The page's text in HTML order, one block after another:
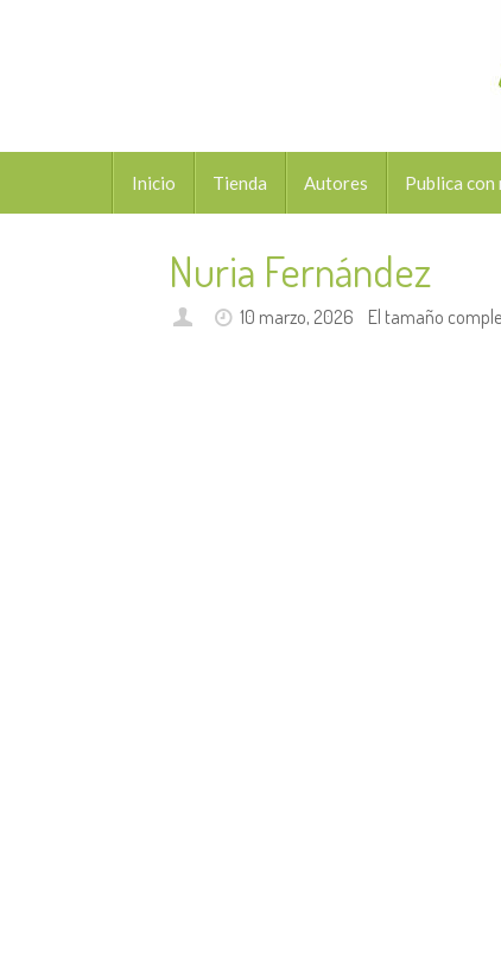
contenido
Inicio Tienda Autores Publica
Nuria Fernández
10 marzo, 2026 El tamaño